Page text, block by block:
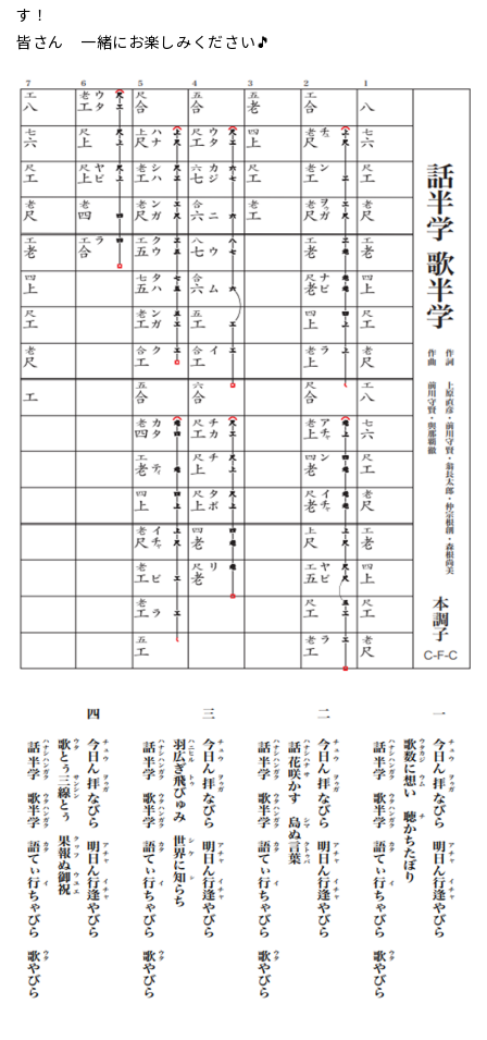
す！
皆さん 一緒にお楽しみください🎵